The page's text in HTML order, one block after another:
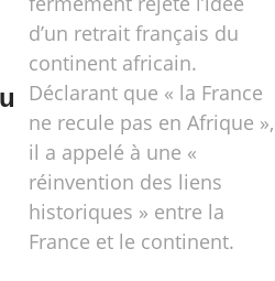
d’un retrait français du
continent africain.
Déclarant que « la France
ne recule pas en Afrique »,
il a appelé à une «
réinvention des liens
historiques » entre la
France et le continent.